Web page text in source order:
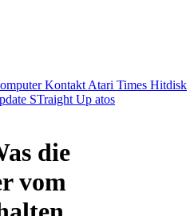
Kontakt Atari Times Hitdisk
STraight Up atos
die
vom